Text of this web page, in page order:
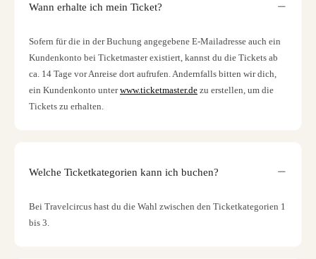
Wann erhalte ich mein Ticket?
Sofern für die in der Buchung angegebene E-Mailadresse auch ein
Kundenkonto bei Ticketmaster existiert, kannst du die Tickets ab
ca. 14 Tage vor Anreise dort aufrufen. Andernfalls bitten wir dich,
ein Kundenkonto unterwww.ticketmaster.de zu erstellen, um die
Tickets zu erhalten.
Welche Ticketkategorien kann ich buchen?
Bei Travelcircus hast du die Wahl zwischen den Ticketkategorien 1
bis 3.